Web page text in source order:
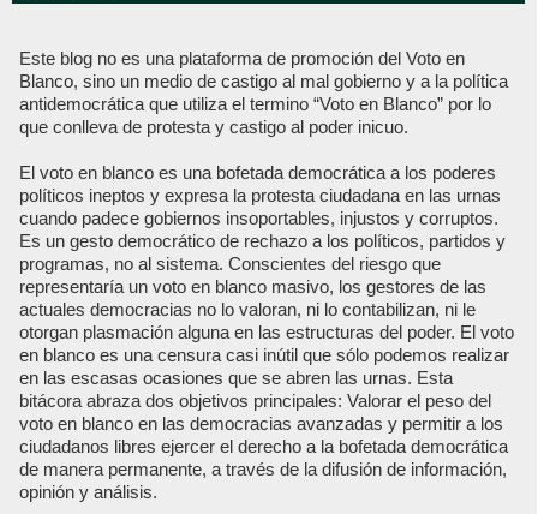
Este blog no es una plataforma de promoción del Voto en
Blanco, sino un medio de castigo al mal gobierno y a la política
antidemocrática que utiliza el termino “Voto en Blanco” por lo
que conlleva de protesta y castigo al poder inicuo.
El voto en blanco es una bofetada democrática a los poderes
políticos ineptos y expresa la protesta ciudadana en las urnas
cuando padece gobiernos insoportables, injustos y corruptos.
Es un gesto democrático de rechazo a los políticos, partidos y
programas, no al sistema. Conscientes del riesgo que
representaría un voto en blanco masivo, los gestores de las
actuales democracias no lo valoran, ni lo contabilizan, ni le
otorgan plasmación alguna en las estructuras del poder. El voto
en blanco es una censura casi inútil que sólo podemos realizar
en las escasas ocasiones que se abren las urnas. Esta
bitácora abraza dos objetivos principales: Valorar el peso del
voto en blanco en las democracias avanzadas y permitir a los
ciudadanos libres ejercer el derecho a la bofetada democrática
de manera permanente, a través de la difusión de información,
opinión y análisis.